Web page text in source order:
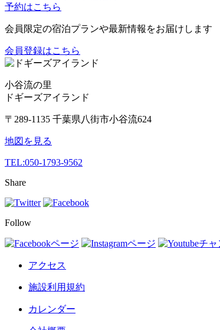
予約はこちら
会員限定の宿泊プランや最新情報をお届けします
会員登録はこちら
小谷流の里
ドギーズアイランド
〒289-1135 千葉県八街市小谷流624
地図を見る
TEL:050-1793-9562
Share
Follow
アクセス
施設利用規約
カレンダー